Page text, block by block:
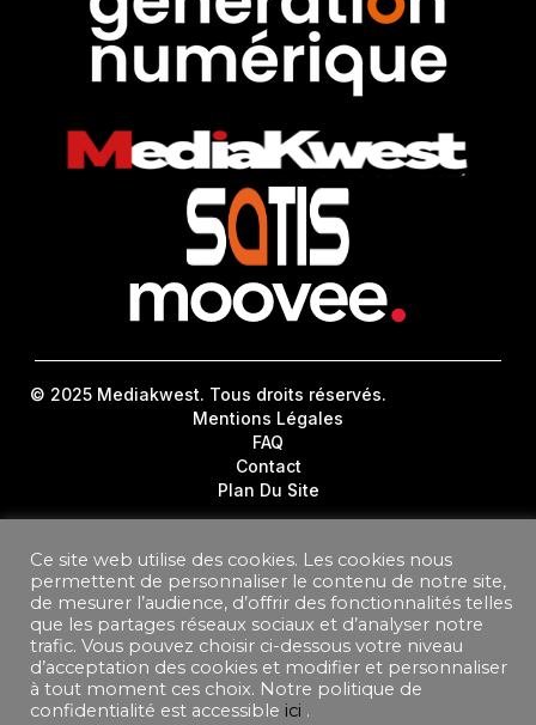
© 2025 Mediakwest. Tous droits réservés.
Mentions Légales
FAQ
Contact
Plan Du Site
CONDITIONS GÉNÉRALES DE VENTE ABONNEMENT
CONDITIONS GÉNÉRALES D’UTILISATION
Ce site web utilise des cookies. Les cookies nous
permettent de personnaliser le contenu de notre site,
de mesurer l’audience, d’offrir des fonctionnalités telles
que les partages réseaux sociaux et d’analyser notre
trafic. Vous pouvez choisir ci-dessous votre niveau
d’acceptation des cookies et modifier et personnaliser
à tout moment ces choix. Notre politique de
confidentialité est accessible ici .